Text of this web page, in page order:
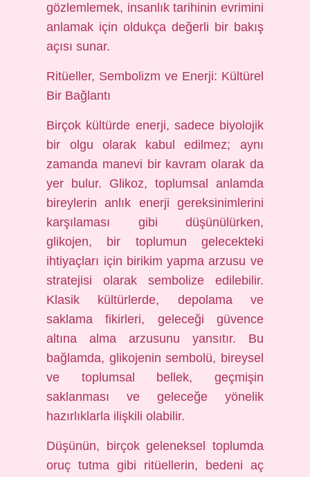
gözlemlemek, insanlık tarihinin evrimini
anlamak için oldukça değerli bir bakış
açısı sunar.
Ritüeller, Sembolizm ve Enerji: Kültürel
Bir Bağlantı
Birçok kültürde enerji, sadece biyolojik
bir olgu olarak kabul edilmez; aynı
zamanda manevi bir kavram olarak da
yer bulur. Glikoz, toplumsal anlamda
bireylerin anlık enerji gereksinimlerini
karşılaması gibi düşünülürken,
glikojen, bir toplumun gelecekteki
ihtiyaçları için birikim yapma arzusu ve
stratejisi olarak sembolize edilebilir.
Klasik kültürlerde, depolama ve
saklama fikirleri, geleceği güvence
altına alma arzusunu yansıtır. Bu
bağlamda, glikojenin sembolü, bireysel
ve toplumsal bellek, geçmişin
saklanması ve geleceğe yönelik
hazırlıklarla ilişkili olabilir.
Düşünün, birçok geleneksel toplumda
oruç tutma gibi ritüellerin, bedeni aç